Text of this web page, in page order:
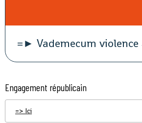
=► Vademecum violence
Engagement républicain
=> Ici